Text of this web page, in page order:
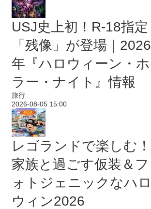
USJ史上初！R-18指定
「残像」が登場｜2026
年『ハロウィーン・ホ
ラー・ナイト』情報
旅行
2026-08-05 15:00
レゴランドで楽しむ！
家族と過ごす仮装＆フ
ォトジェニックなハロ
ウィン2026